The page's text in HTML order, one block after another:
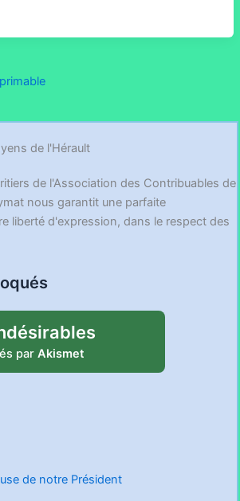
de l'Hérault
de l'Association des Contribuables de
nous garantit une parfaite
liberté d'expression, dans le respect des
par Akismet
de notre Président